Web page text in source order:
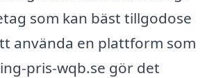
som kan bäst tillgodose
använda en plattform som
pris-wqb.se gör det